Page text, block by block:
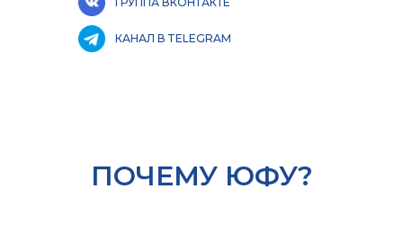
КАНАЛ В TELEGRAM
ПОЧЕМУ ЮФУ?